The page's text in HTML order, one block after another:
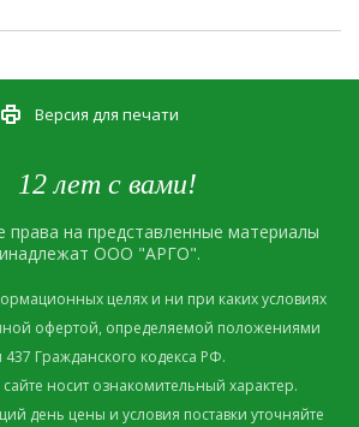
12 лет с вами!
Версия для печати
на представленные материалы
ООО "АРГО".
целях и ни при каких условиях
офертой, определяемой положениями
437 Гражданского кодекса РФ.
носит ознакомительный характер.
день цены и условия поставки уточняйте